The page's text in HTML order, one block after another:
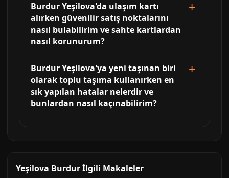
Burdur Yeşilova'da ulaşım kartı
alırken güvenilir satış noktalarını
nasıl bulabilirim ve sahte kartlardan
nasıl korunurum?
Burdur Yeşilova'ya yeni taşınan biri
olarak toplu taşıma kullanırken en
sık yapılan hatalar nelerdir ve
bunlardan nasıl kaçınabilirim?
Yeşilova Burdur İlgili Makaleler